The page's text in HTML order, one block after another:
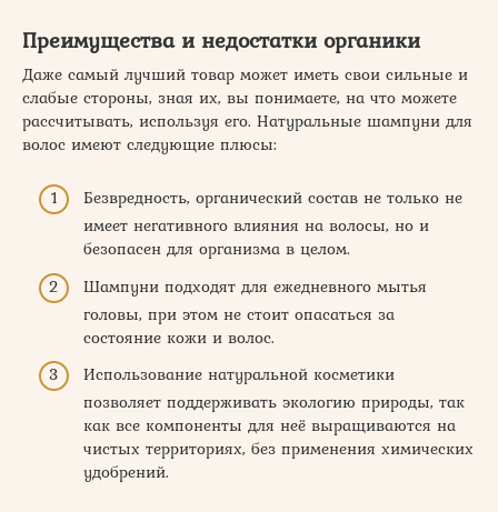
Преимущества и недостатки органики
Даже самый лучший товар может иметь свои сильные и
слабые стороны, зная их, вы понимаете, на что можете
рассчитывать, используя его. Натуральные шампуни для
волос имеют следующие плюсы:
Безвредность, органический состав не только не
имеет негативного влияния на волосы, но и
безопасен для организма в целом.
Шампуни подходят для ежедневного мытья
головы, при этом не стоит опасаться за
состояние кожи и волос.
Использование натуральной косметики
позволяет поддерживать экологию природы, так
как все компоненты для неё выращиваются на
чистых территориях, без применения химических
удобрений.